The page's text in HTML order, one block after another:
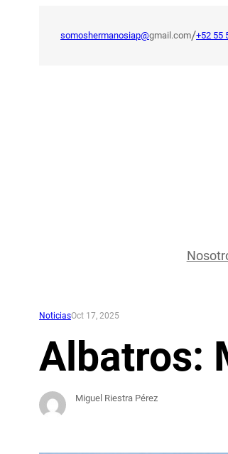
somoshermanosiap@gmail.com/+52 55
NoticiasOct 17, 2025
Albatros:
Miguel Riestra Pérez